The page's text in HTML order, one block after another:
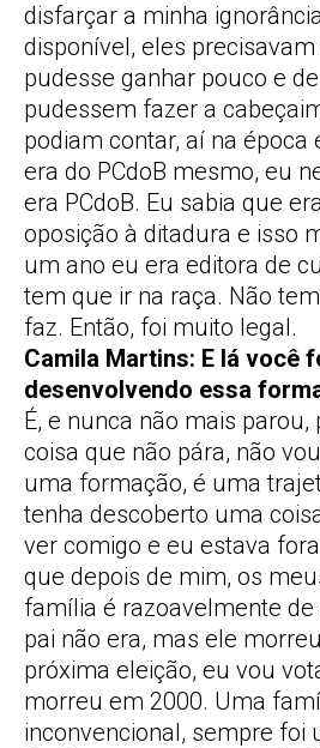
disfarçar a minha
disponível, eles
pudesse ganhar pouco e
pudessem fazer a
podiam contar, aí na época
era do PCdoB mesmo, eu
era PCdoB. Eu sabia que
oposição à ditadura e isso
um ano eu era editora de
tem que ir na raça. Não
faz. Então, foi muito legal.
Camila Martins: E lá você
desenvolvendo essa
É, e nunca não mais
coisa que não pára, não
uma formação, é uma
tenha descoberto uma
ver comigo e eu estava
que depois de mim, os
família é razoavelmente
pai não era, mas ele
próxima eleição, eu vou
morreu em 2000. Uma
inconvencional, sempre foi